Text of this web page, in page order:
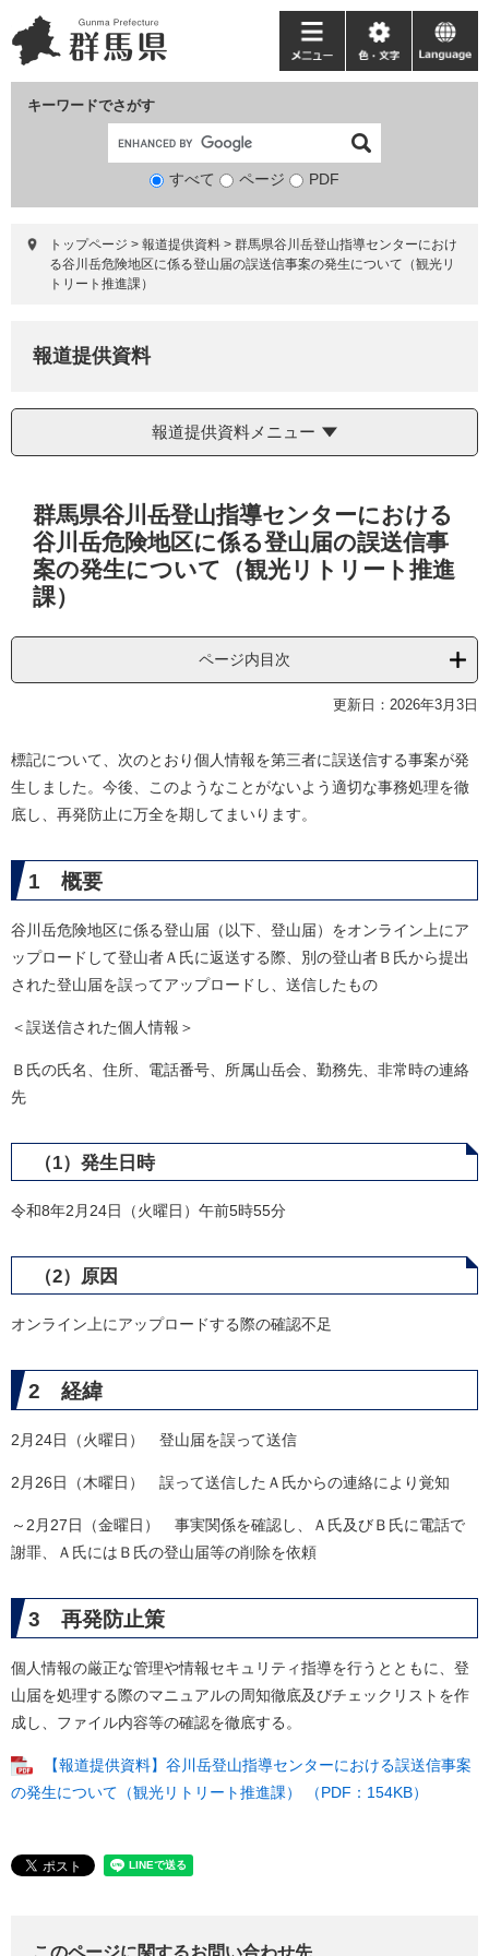
ー
ジ
ニ
ュ
て
キーワードでさがす
検
象
すべて ページ PDF
メ
ニ
ー
色・
文
language
トップページ > 報道提供資料 > 群馬県谷川岳登山指導センターにおけ
る谷川岳危険地区に係る登山届の誤送信事案の発生について（観光リ
トリート推進課）
報道提供資料
報道提供資料メニュー
群馬県谷川岳登山指導センターにおける
谷川岳危険地区に係る登山届の誤送信事
案の発生について（観光リトリート推進
課）
ページ内目次
更新日：2026年3月3日
標記について、次のとおり個人情報を第三者に誤送信する事案が発
生しました。今後、このようなことがないよう適切な事務処理を徹
底し、再発防止に万全を期してまいります。
1 概要
谷川岳危険地区に係る登山届（以下、登山届）をオンライン上にア
ップロードして登山者Ａ氏に返送する際、別の登山者Ｂ氏から提出
された登山届を誤ってアップロードし、送信したもの
＜誤送信された個人情報＞
Ｂ氏の氏名、住所、電話番号、所属山岳会、勤務先、非常時の連絡
先
（1）発生日時
令和8年2月24日（火曜日）午前5時55分
（2）原因
オンライン上にアップロードする際の確認不足
2 経緯
2月24日（火曜日） 登山届を誤って送信
2月26日（木曜日） 誤って送信したＡ氏からの連絡により覚知
～2月27日（金曜日） 事実関係を確認し、Ａ氏及びＢ氏に電話で
謝罪、Ａ氏にはＢ氏の登山届等の削除を依頼
3 再発防止策
個人情報の厳正な管理や情報セキュリティ指導を行うとともに、登
山届を処理する際のマニュアルの周知徹底及びチェックリストを作
成し、ファイル内容等の確認を徹底する。
【報道提供資料】谷川岳登山指導センターにおける誤送信事案
の発生について（観光リトリート推進課） （PDF：154KB）
このページに関するお問い合わせ先